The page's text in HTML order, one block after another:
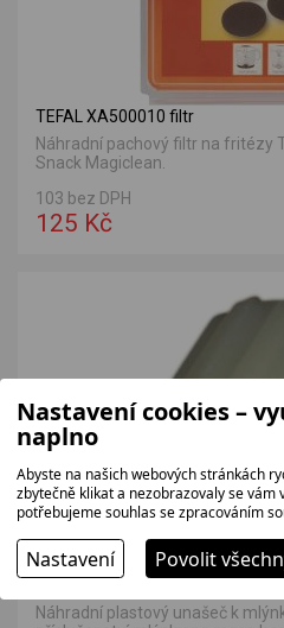
TEFAL XA500010 filtr
Náhradní pachový filtr na fritézy
Snack Magiclean.
103 bez DPH
125 Kč
Náhradní plastový unašeč k
Nastavení cookies –
naplno
Abyste na našich webových stránkách
zbytečně klikat a nezobrazovaly se vám
potřebujeme souhlas se zpracováním
Nastavení Povolit